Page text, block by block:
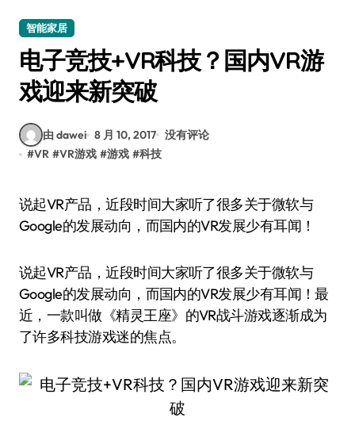
智能家居
电子竞技+VR科技？国内VR游
戏迎来新突破
由 dawei 8 月 10, 2017 没有评论
#VR #VR游戏 #游戏 #科技
说起VR产品，近段时间大家听了很多关于微软与
Google的发展动向，而国内的VR发展少有耳闻！
说起VR产品，近段时间大家听了很多关于微软与
Google的发展动向，而国内的VR发展少有耳闻！最
近，一款叫做《精灵王座》的VR战斗游戏逐渐成为
了许多科技游戏迷的焦点。